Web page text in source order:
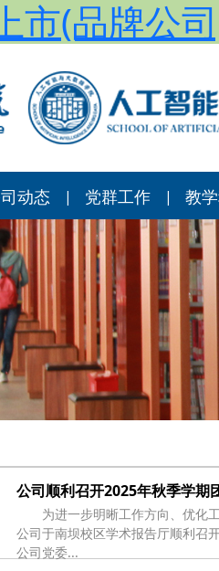
市(品牌公
动态 | 党群工作 | 教
公司顺利召开2025年秋季学期
为进一步明晰工作方向、优化
公司于南坝校区学术报告厅顺利召
公司党委...